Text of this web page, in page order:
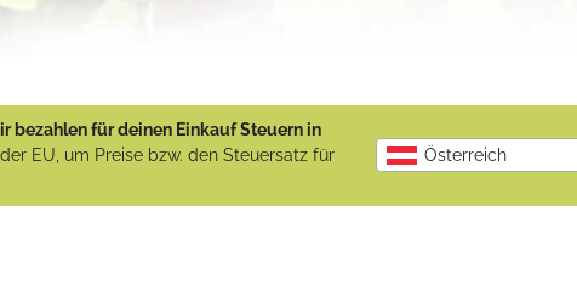
bezahlen für deinen Einkauf Steuern in
EU, um Preise bzw. den Steuersatz für
Österreich